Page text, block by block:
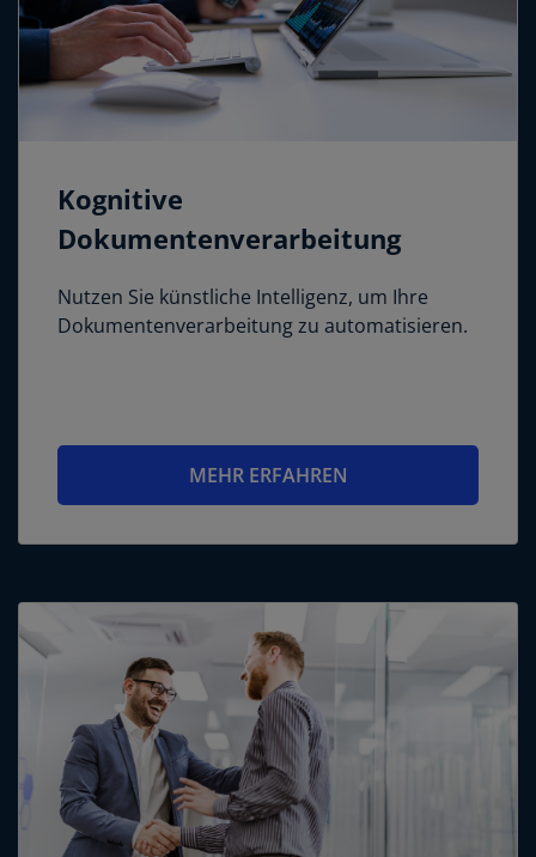
Kognitive
Dokumentenverarbeitung
Nutzen Sie künstliche Intelligenz, um Ihre
Dokumentenverarbeitung zu automatisieren.
MEHR ERFAHREN